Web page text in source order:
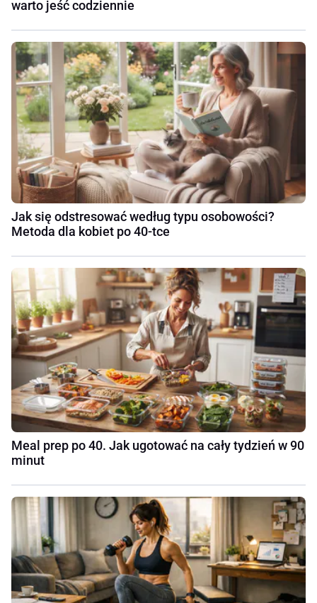
warto jeść codziennie
Jak się odstresować według typu osobowości?
Metoda dla kobiet po 40-tce
Meal prep po 40. Jak ugotować na cały tydzień w 90
minut